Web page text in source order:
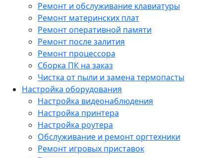
Ремонт и обслуживание клавиатуры
Ремонт материнских плат
Ремонт оперативной памяти
Ремонт после залития
Ремонт процессора
Сборка ПК на заказ
Чистка от пыли и замена термопасты
Настройка оборудования
Настройка видеонаблюдения
Настройка принтера
Настройка роутера
Обслуживание и ремонт оргтехники
Ремонт игровых приставок